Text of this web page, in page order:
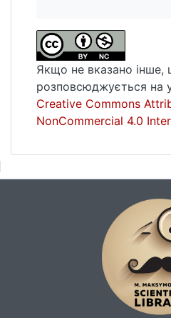
Якщо не вказано інше,
розповсюджується на
Creative Commons
NonCommercial 4.0